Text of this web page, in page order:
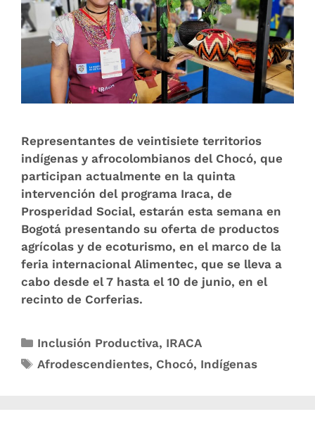
Representantes de veintisiete territorios
indígenas y afrocolombianos del Chocó, que
participan actualmente en la quinta
intervención del programa Iraca, de
Prosperidad Social, estarán esta semana en
Bogotá presentando su oferta de productos
agrícolas y de ecoturismo, en el marco de la
feria internacional Alimentec, que se lleva a
cabo desde el 7 hasta el 10 de junio, en el
recinto de Corferias.
Inclusión Productiva, IRACA
Afrodescendientes, Chocó, Indígenas